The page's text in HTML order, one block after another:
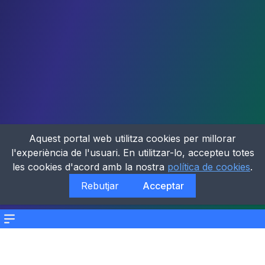
Menu
Aquest portal web utilitza cookies per millorar
l'experiència de l'usuari. En utilitzar-lo, accepteu totes
les cookies d'acord amb la nostra política de cookies.
Rebutjar
Acceptar